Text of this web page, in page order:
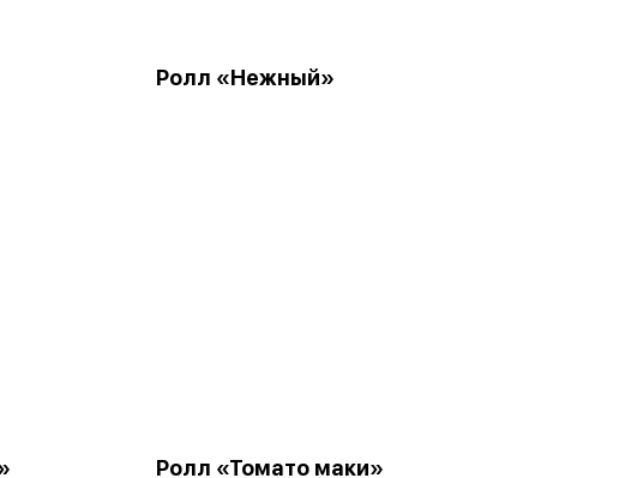
Ролл «Нежный»
Ролл «Томато маки»